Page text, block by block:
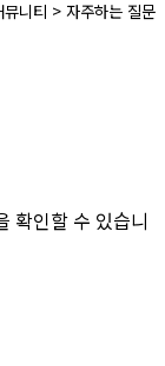
니티 > 자주하는 질문
확인할 수 있습니